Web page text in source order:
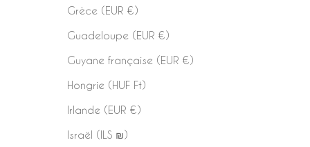
Grèce (EUR €)
Guadeloupe (EUR €)
Guyane française (EUR €)
Hongrie (HUF Ft)
Irlande (EUR €)
Israël (ILS ₪)